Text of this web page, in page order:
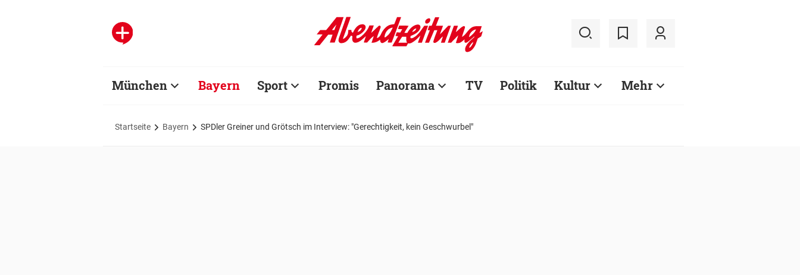
München Bayern Sport Promis Panorama TV Politik Kultur Mehr
Startseite Bayern SPDler Greiner und Grötsch im Interview: "Gerechtigkeit, kein Geschwurbel"